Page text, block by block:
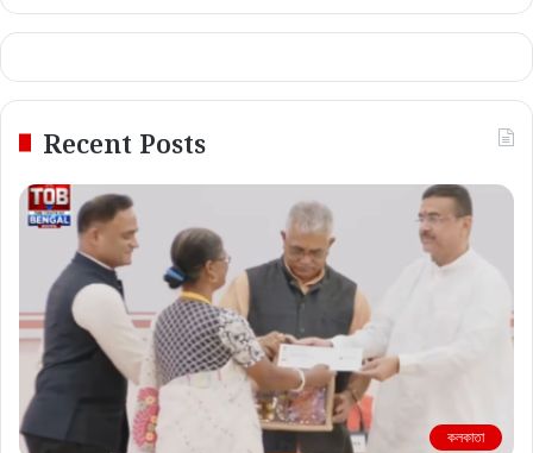
Recent Posts
কলকাতা